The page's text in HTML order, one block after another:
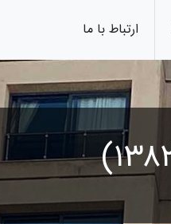
ارتباط با ما